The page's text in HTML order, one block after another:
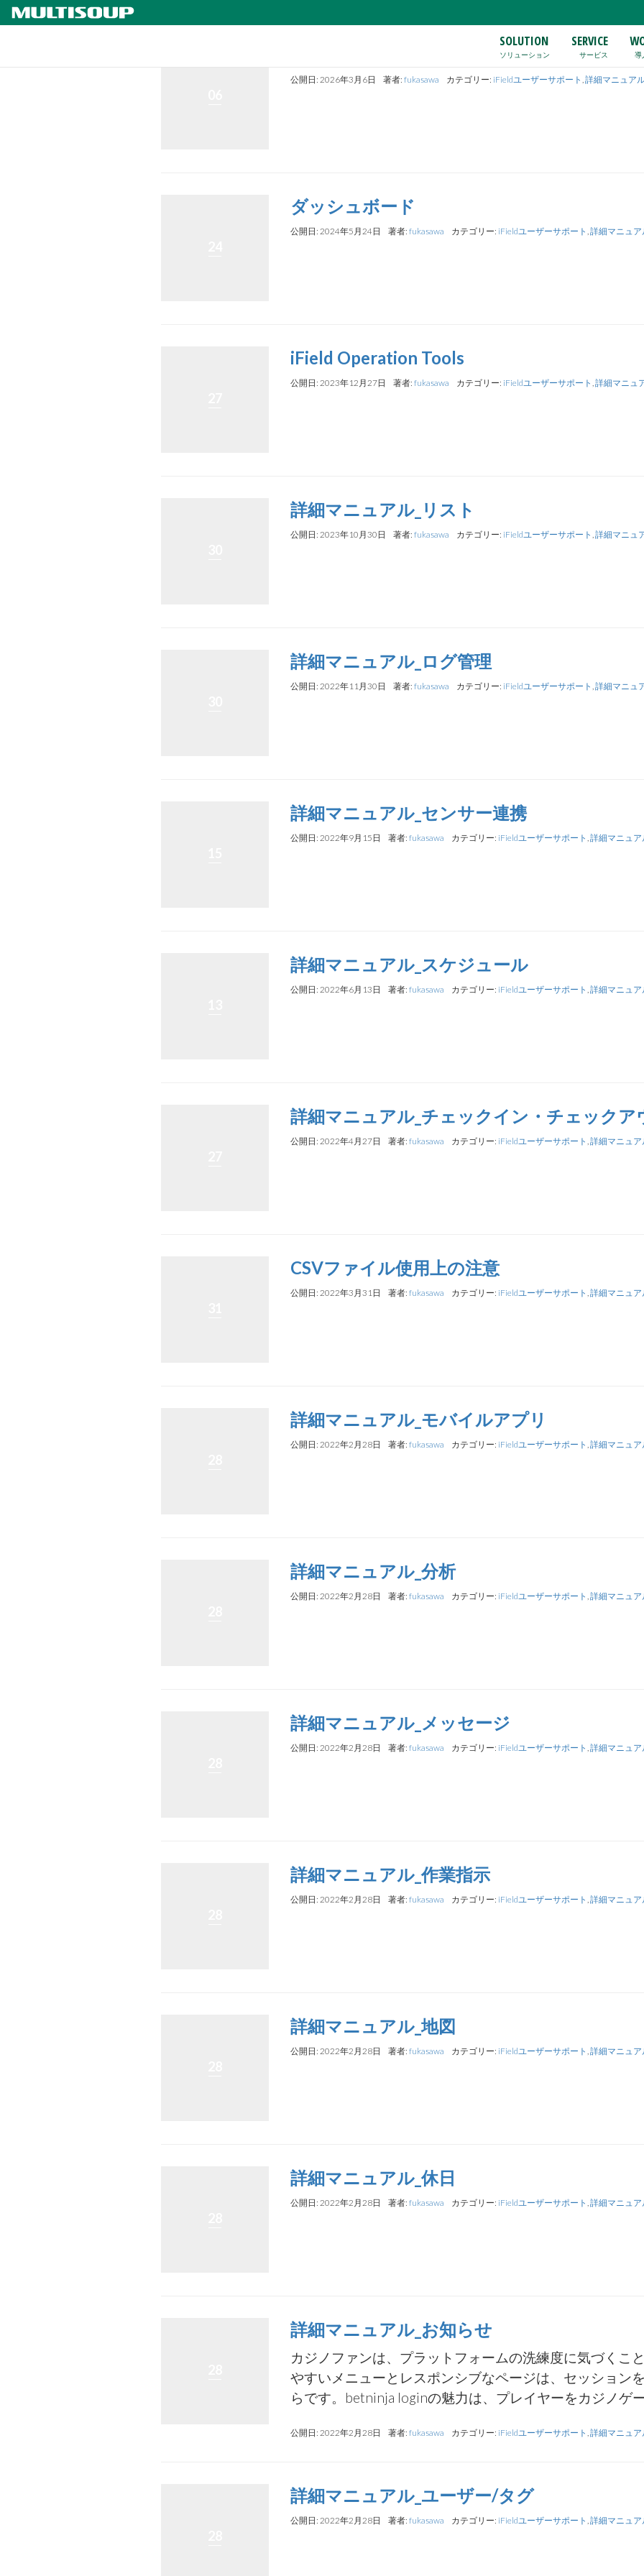
SOLUTION
ソリューション
SERVICE
サービス 導
詳細マニュアル_イベントジョブ
公開日: 2026年3月6日 著者:fukasawa カテゴリー: iFieldユーザーサポート,詳細マニュア
ダッシュボード
公開日: 2024年5月24日 著者:fukasawa カテゴリー: iFieldユーザーサポート,詳細マニュア
iField Operation Tools
公開日: 2023年12月27日 著者:fukasawa カテゴリー: iFieldユーザーサポート,詳細マニュ
詳細マニュアル_リスト
公開日: 2023年10月30日 著者:fukasawa カテゴリー: iFieldユーザーサポート,詳細マニュ
詳細マニュアル_ログ管理
公開日: 2022年11月30日 著者:fukasawa カテゴリー: iFieldユーザーサポート,詳細マニュ
詳細マニュアル_センサー連携
公開日: 2022年9月15日 著者:fukasawa カテゴリー: iFieldユーザーサポート,詳細マニュア
詳細マニュアル_スケジュール
公開日: 2022年6月13日 著者:fukasawa カテゴリー: iFieldユーザーサポート,詳細マニュア
詳細マニュアル_チェックイン・チェックア
公開日: 2022年4月27日 著者:fukasawa カテゴリー: iFieldユーザーサポート,詳細マニュア
CSVファイル使用上の注意
公開日: 2022年3月31日 著者:fukasawa カテゴリー: iFieldユーザーサポート,詳細マニュア
詳細マニュアル_モバイルアプリ
公開日: 2022年2月28日 著者:fukasawa カテゴリー: iFieldユーザーサポート,詳細マニュア
詳細マニュアル_分析
公開日: 2022年2月28日 著者:fukasawa カテゴリー: iFieldユーザーサポート,詳細マニュア
詳細マニュアル_メッセージ
公開日: 2022年2月28日 著者:fukasawa カテゴリー: iFieldユーザーサポート,詳細マニュア
詳細マニュアル_作業指示
公開日: 2022年2月28日 著者:fukasawa カテゴリー: iFieldユーザーサポート,詳細マニュア
詳細マニュアル_地図
公開日: 2022年2月28日 著者:fukasawa カテゴリー: iFieldユーザーサポート,詳細マニュア
詳細マニュアル_休日
公開日: 2022年2月28日 著者:fukasawa カテゴリー: iFieldユーザーサポート,詳細マニュア
詳細マニュアル_お知らせ
カジノファンは、プラットフォームの洗練度に気づくこ
やすいメニューとレスポンシブなページは、セッション
らです。betninja loginの魅力は、プレイヤーをカジノゲ
公開日: 2022年2月28日 著者:fukasawa カテゴリー: iFieldユーザーサポート,詳細マニュア
詳細マニュアル_ユーザー/タグ
公開日: 2022年2月28日 著者:fukasawa カテゴリー: iFieldユーザーサポート,詳細マニュア